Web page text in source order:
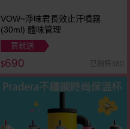
VOW~淨味君長效止汗噴霧
(30ml) 體味管理
買就送
$690 已銷售380